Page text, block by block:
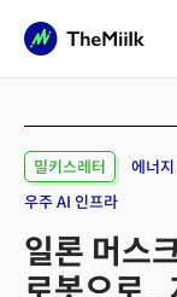
밀키스레터 에너
우주 AI 인프라
일론 머스